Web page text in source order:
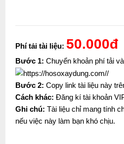
Phí tải tài liệu: 50.000đ
Bước 1: Chuyển khoản phí tải
Bước 2: Copy link tài liệu này
Cách khác: Đăng kí tài khoản
Ghi chú: Tài liệu chỉ mang tính
nếu việc này làm bạn khó chịu.